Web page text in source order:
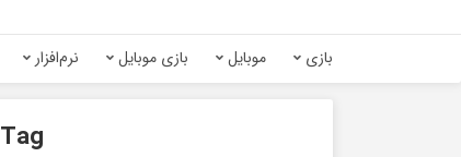
بازی موبایل بازی موبایل نرم‌افزار
Tag: